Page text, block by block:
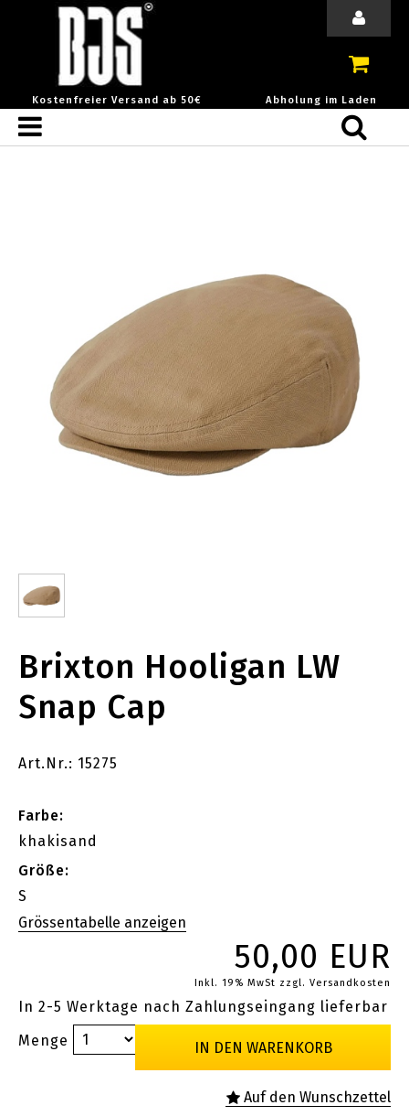
Kostenfreier Versand ab 50€ Abholung im Laden
Brixton Hooligan LW
Snap Cap
Art.Nr.: 15275
Farbe:
khakisand
Größe:
S
50,00 EUR
Inkl. 19% MwSt zzgl. Versandkosten
In 2-5 Werktage nach Zahlungseingang lieferbar
Menge